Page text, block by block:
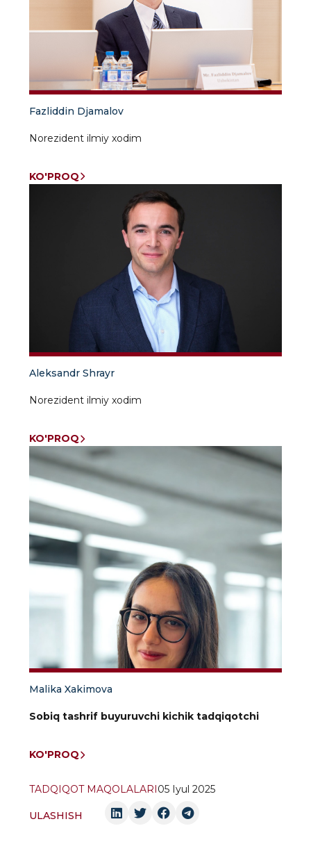
Fazliddin Djamalov
Norezident ilmiy xodim
KO'PROQ
Aleksandr Shrayr
Norezident ilmiy xodim
KO'PROQ
Malika Xakimova
Sobiq tashrif buyuruvchi kichik tadqiqotchi
KO'PROQ
TADQIQOT MAQOLALARI 05 Iyul 2025
ULASHISH